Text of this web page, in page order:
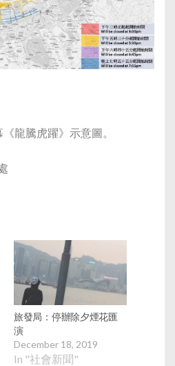
龍騰虎躍》示意圖。
旅發局：停辦除夕煙花匯
演
December 18, 2019
In "社會新聞"